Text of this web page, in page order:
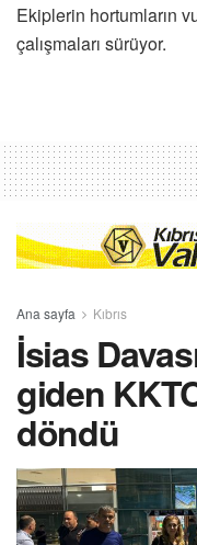
Ekiplerin hortumların
çalışmaları sürüyor.
Ana sayfa Kıbrıs
İsias
giden
döndü